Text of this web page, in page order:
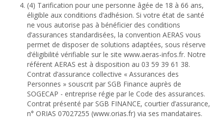
(4) Tarification pour une personne âgée de 18 à 66 ans,
éligible aux conditions d’adhésion. Si votre état de santé
ne vous autorise pas à bénéficier des conditions
d’assurances standardisées, la convention AERAS vous
permet de disposer de solutions adaptées, sous réserve
d’éligibilité vérifiable sur le site www.aeras-infos.fr. Notre
référent AERAS est à disposition au 03 59 39 61 38.
Contrat d’assurance collective « Assurances des
Personnes » souscrit par SGB Finance auprès de
SOGECAP - entreprise régie par le Code des assurances.
Contrat présenté par SGB FINANCE, courtier d’assurance,
n° ORIAS 07027255 (www.orias.fr) via ses mandataires.